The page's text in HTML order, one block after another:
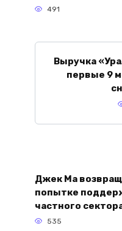
491
Выручка
первые 9
Джек Ма
попытке
частного
535